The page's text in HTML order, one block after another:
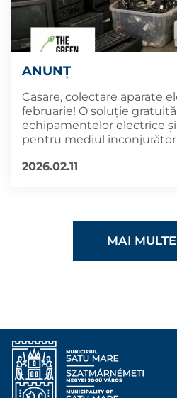
ANUNȚ
Casare, colectare aparate
februarie! O soluție
echipamentelor electrice
pentru mediul
2026.02.11
MAI